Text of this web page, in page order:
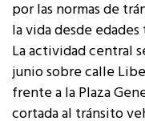
por las normas de
la vida desde edades
La actividad central
junio sobre calle
frente a la Plaza
cortada al tránsito